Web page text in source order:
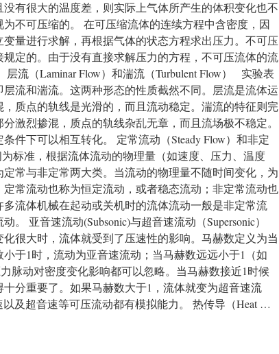
有很大的温度差，则实际上气体所产生的体积变化也不
不可压缩的。 在可压缩流体的连续方程中含密度，因
量进行求解，再根据气体的状态方程求出压力。不可压
定的。由于没有直接求解压力的方程，不可压流体的流
流（Laminar Flow）和湍流（Turbulent Flow） 实验表
流和湍流。这两种形态的性质截然不同。层流是流体运
质点的轨线是光滑的，而且流动稳定。湍流的特征则完
激烈掺混，质点的轨线杂乱无章，而且流场极不稳定。
件下可以相互转化。 定常流动（Steady Flow）和非定
标准，根据流体流动的物理量（如速度、压力、温度
常与非定常两大类。当流动的物理量不随时间变化，为
常流动也称为恒定流动，或者稳态流动；非定常流动也
流体机械在起动或关机时的流体流动一般是非定常流
。 亚音速流动(Subsonic)与超音速流动（Supersonic）
很大时，流体就受到了压速性的影响。马赫数定义为当
于1时，流动为亚音速流动；当马赫数远远小于1（如
脉动对密度变化影响都可以忽略。当马赫数接近1时候
十分重要了。如果马赫数大于1，流体就变为超音速流
及超音速等可压流动都有模拟能力。 热传导（Heat …